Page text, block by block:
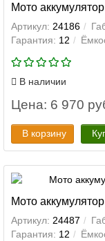
Мото
Артикул: 24186
Гарантия: 12
В наличии
Цена: 6 970
В корзину
Мото
Артикул: 24487
Гарантия: 12